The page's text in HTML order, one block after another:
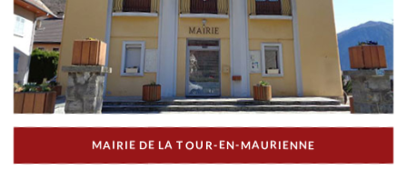
MAIRIE DE LA TOUR-EN-MAURIENNE